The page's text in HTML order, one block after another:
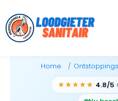
to
content
Home
★★★★★ 4.8/5